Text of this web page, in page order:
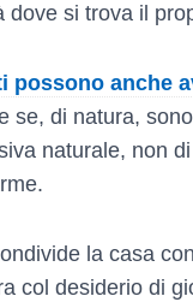
dove si trova il
possono anche
se, di natura,
naturale, non
la casa
col desiderio di